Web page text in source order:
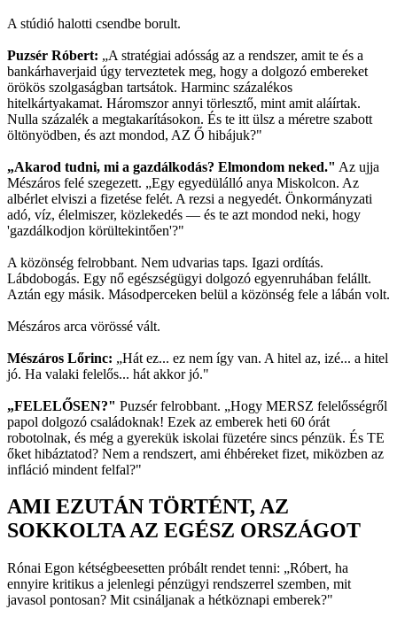
A stúdió halotti csendbe borult.
Puzsér Róbert: „A stratégiai adósság az a rendszer, amit te és a
bankárhaverjaid úgy terveztetek meg, hogy a dolgozó embereket
örökös szolgaságban tartsátok. Harminc százalékos
hitelkártyakamat. Háromszor annyi törlesztő, mint amit aláírtak.
Nulla százalék a megtakarításokon. És te itt ülsz a méretre szabott
öltönyödben, és azt mondod, AZ Ő hibájuk?"
„Akarod tudni, mi a gazdálkodás? Elmondom neked." Az ujja
Mészáros felé szegezett. „Egy egyedülálló anya Miskolcon. Az
albérlet elviszi a fizetése felét. A rezsi a negyedét. Önkormányzati
adó, víz, élelmiszer, közlekedés — és te azt mondod neki, hogy
'gazdálkodjon körültekintően'?"
A közönség felrobbant. Nem udvarias taps. Igazi ordítás.
Lábdobogás. Egy nő egészségügyi dolgozó egyenruhában felállt.
Aztán egy másik. Másodperceken belül a közönség fele a lábán volt.
Mészáros arca vörössé vált.
Mészáros Lőrinc: „Hát ez... ez nem így van. A hitel az, izé... a hitel
jó. Ha valaki felelős... hát akkor jó."
„FELELŐSEN?" Puzsér felrobbant. „Hogy MERSZ felelősségről
papol dolgozó családoknak! Ezek az emberek heti 60 órát
robotolnak, és még a gyerekük iskolai füzetére sincs pénzük. És TE
őket hibáztatod? Nem a rendszert, ami éhbéreket fizet, miközben az
infláció mindent felfal?"
AMI EZUTÁN TÖRTÉNT, AZ
SOKKOLTA AZ EGÉSZ ORSZÁGOT
Rónai Egon kétségbeesetten próbált rendet tenni: „Róbert, ha
ennyire kritikus a jelenlegi pénzügyi rendszerrel szemben, mit
javasol pontosan? Mit csináljanak a hétköznapi emberek?"